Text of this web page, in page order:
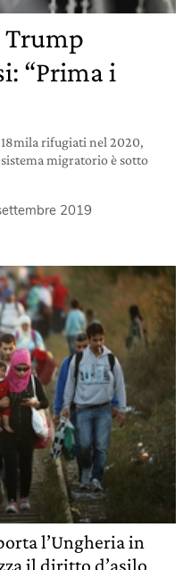
“Prima i
rifugiati nel 2020,
migratorio è sotto
2019
l’Ungheria in
il diritto d’asilo